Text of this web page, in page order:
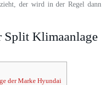
der wird in der Regel dann
Split Klimaanlage
der Marke Hyundai